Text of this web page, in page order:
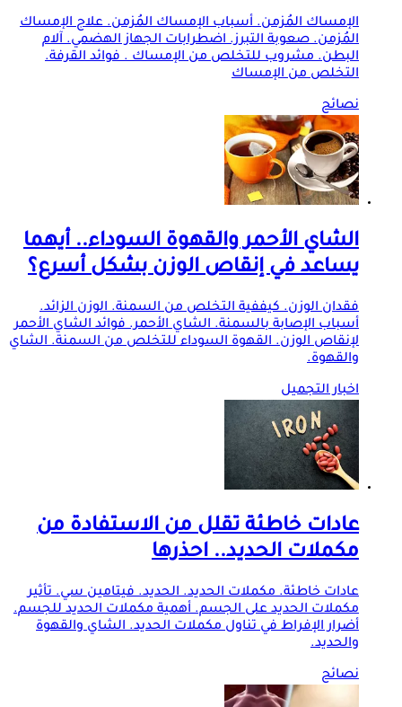
الإمساك المُزمن. أسباب الإمساك المُزمن. علاج الإمساك
المُزمن. صعوبة التبرز. اضطرابات الجهاز الهضمي. آلام
البطن. مشروب للتخلص من الإمساك . فوائد القرفة.
التخلص من الإمساك
نصائح
الشاي الأحمر والقهوة السوداء.. أيهما
يساعد في إنقاص الوزن بشكل أسرع؟
فقدان الوزن. كيففية التخلص من السمنة. الوزن الزائد.
أسباب الإصابة بالسمنة. الشاي الأحمر. فوائد الشاي الأحمر
لإنقاص الوزن. القهوة السوداء للتخلص من السمنة. الشاي
والقهوة.
اخبار التجميل
عادات خاطئة تقلل من الاستفادة من
مكملات الحديد.. احذرها
عادات خاطئة. مكملات الحديد. الحديد. فيتامين سي. تأثير
مكملات الحديد على الجسم. أهمية مكملات الحديد للجسم.
أضرار الإفراط في تناول مكملات الحديد. الشاي والقهوة
والحديد.
نصائح